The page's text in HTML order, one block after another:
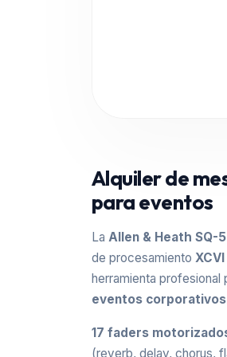
Alquiler de
para eventos
La Allen & Heath SQ-5
de procesamiento
herramienta profesional
eventos corporativos
17 faders
(reverb, delay, chorus,